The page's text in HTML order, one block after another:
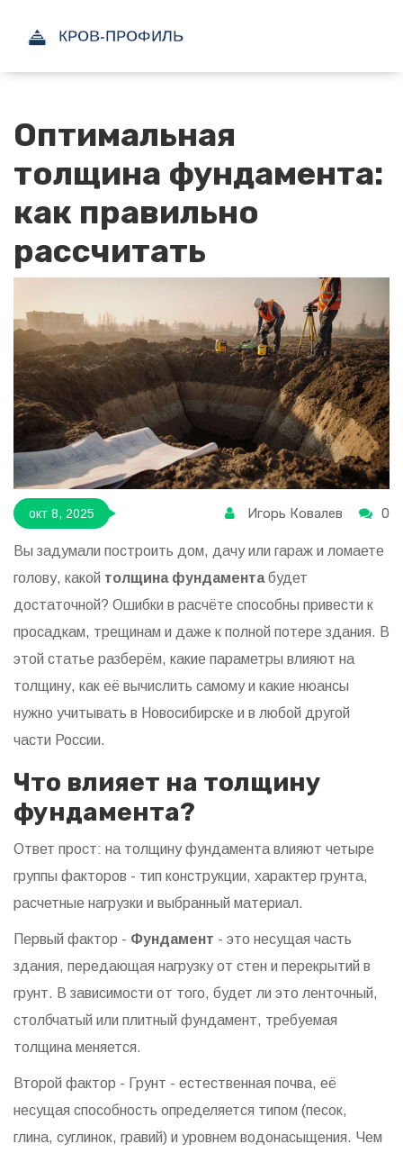
Оптимальная
толщина фундамента:
как правильно
рассчитать
окт 8, 2025 Игорь Ковалев 0
Вы задумали построить дом, дачу или гараж и ломаете
голову, какой толщина фундаментабудет
достаточной? Ошибки в расчёте способны привести к
просадкам, трещинам и даже к полной потере здания. В
этой статье разберём, какие параметры влияют на
толщину, как её вычислить самому и какие нюансы
нужно учитывать в Новосибирске и в любой другой
части России.
Что влияет на толщину
фундамента?
Ответ прост: на толщину фундамента влияют четыре
группы факторов - тип конструкции, характер грунта,
расчетные нагрузки и выбранный материал.
Первый фактор - Фундамент - это несущая часть
здания, передающая нагрузку от стен и перекрытий в
грунт. В зависимости от того, будет ли это ленточный,
столбчатый или плитный фундамент, требуемая
толщина меняется.
Второй фактор - Грунт - естественная почва, её
несущая способность определяется типом (песок,
глина, суглинок, гравий) и уровнем водонасыщения. Чем